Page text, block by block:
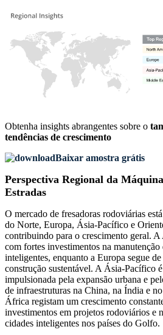
Obtenha insights abrangentes sobre o
tendências de crescimento
Baixar amostra grátis
Perspectiva Regional da
Estradas
O mercado de fresadoras rodoviárias
do Norte, Europa, Ásia-Pacífico e
contribuindo para o crescimento geral.
com fortes investimentos na manutenção
inteligentes, enquanto a Europa segue
construção sustentável. A Ásia-Pacífico
impulsionada pela expansão urbana e
de infraestruturas na China, na Índia e
África registam um crescimento
investimentos em projetos rodoviários e
cidades inteligentes nos países do Golfo.